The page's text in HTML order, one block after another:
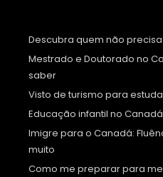
Descubra quem não
Mestrado e Doutorado no
saber
Visto de turismo para
Educação infantil no Canadá
Imigre para o Canadá:
muito
Como me preparar para